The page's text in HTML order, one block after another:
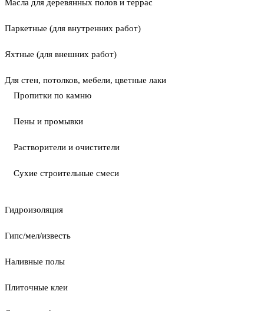
Масла для деревянных полов и террас
Паркетные (для внутренних работ)
Яхтные (для внешних работ)
Для стен, потолков, мебели, цветные лаки
Пропитки по камню
Пены и промывки
Растворители и очистители
Сухие строительные смеси
Гидроизоляция
Гипс/мел/известь
Наливные полы
Плиточные клеи